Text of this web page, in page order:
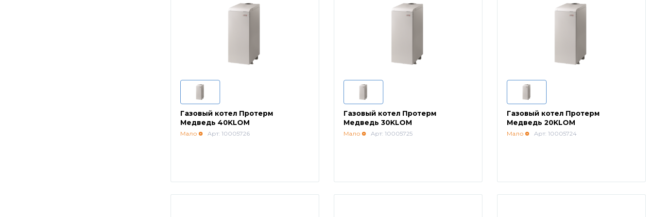
Газовый котел Протерм
Медведь 40KLOM
Мало Арт: 10005726
Газовый котел Протерм
Медведь 30KLOM
Мало Арт: 10005725
Газовый котел Протерм
Медведь 20KLOM
Мало Арт: 10005724